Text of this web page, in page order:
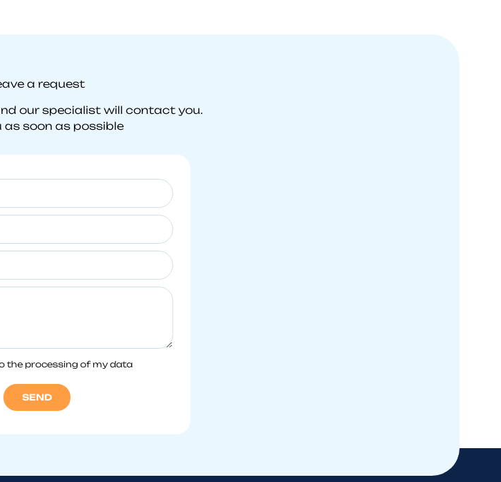
a request
our specialist will contact you.
as soon as possible
the processing of my data